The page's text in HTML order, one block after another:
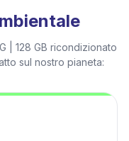
| 128 GB ricondizionato
sul nostro pianeta: